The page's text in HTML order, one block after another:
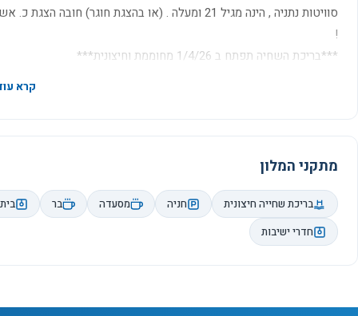
סוויטות נתניה , הינה מגיל 21 ומעלה . (או בהצגת
!
***בריכת השחיה תפתח ב 1/4/26 מחוממת וחיצונית***
מתקני המלון
בריכת שחייה חיצונית חניה מסעדה בר
חדרי ישיבות